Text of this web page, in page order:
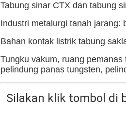
Tabung sinar CTX dan tabung
Industri metalurgi tanah jarang:
Bahan kontak listrik tabung
Tungku vakum, ruang
pelindung panas tungsten,
Silakan klik tombol di